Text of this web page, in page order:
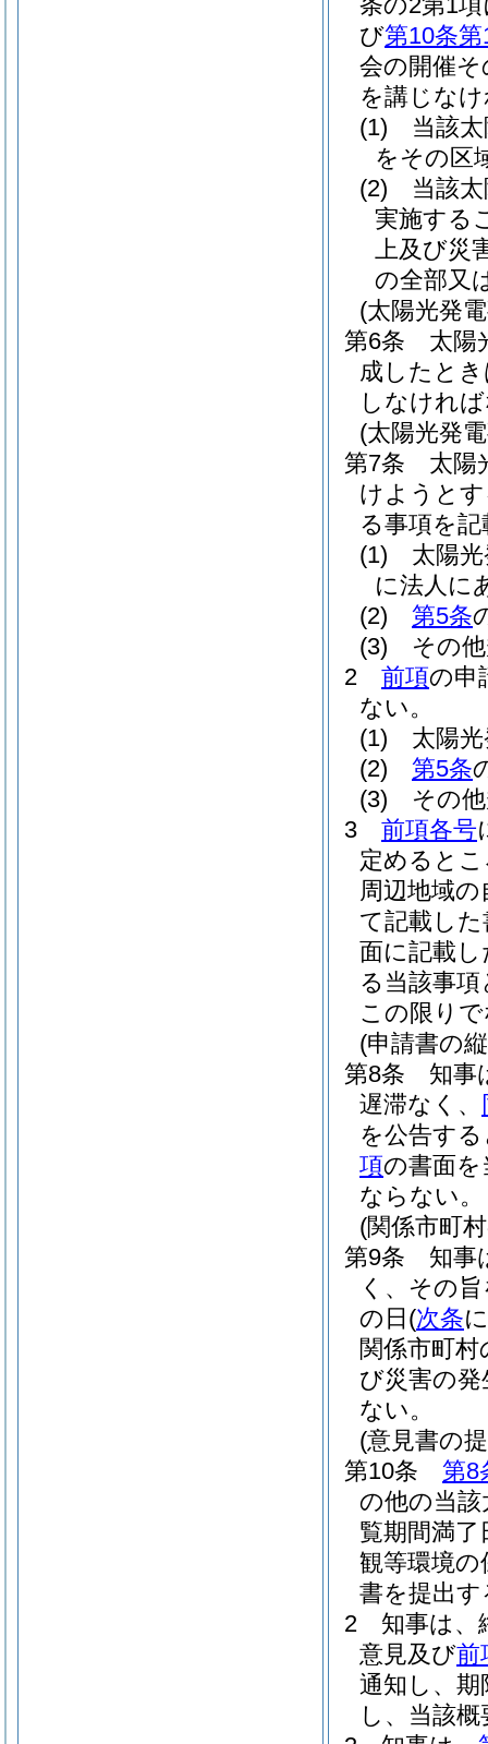
び第10条第
会の開催
を講じな
(1)
当該
をその区
(2)
当該
実施する
上及び災
の全部又
(太陽光発
第6条
太陽
成したと
しなけれ
(太陽光発
第7条
太陽
けようと
る事項を
(1)
太陽
に法人に
(2)
第5条
(3)
その
2
前項の申
ない。
(1)
太陽
(2)
第5条
(3)
その
3
前項各号
定めると
周辺地域
て記載し
面に記載
る当該事
この限り
(申請書の
第8条
知事
遅滞なく、
を公告す
項の書面
ならない。
(関係市町
第9条
知事
く、その
の日 (次条
関係市町
び災害の
ない。
(意見書の
第10条
第8
の他の当
覧期間満
観等環境
書を提出
2
知事は、
意見及び前
通知し、期
し、当該